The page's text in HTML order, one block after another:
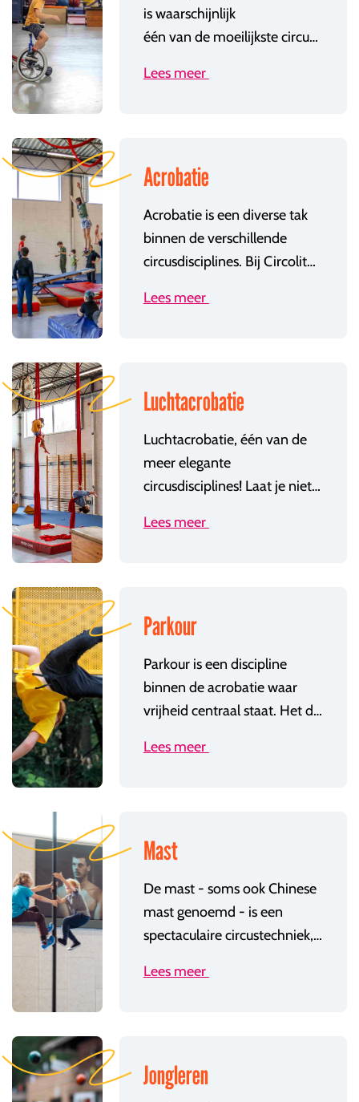
is waarschijnlijk
één van de moeilijkste circustechnieken om onder de knie te krijgen. Eenmaal je vertrokken bent, zijn de opties natuurlijk zalig (en eindeloos). Heb je een grote portie motivatie, doorzettingskracht en ben je niet bang van een blauwe plek? Dan heb je alles in je dat je nodig hebt om te leren rijden op een eenwieler! Ook diegenen die al reeds kunnen eenwieleren en op zoek zijn naar een nieuwe uitdaging, kunnen zich inschrijven voor een specialisatieles op hun niveau.
Lees meer
Acrobatie
Acrobatie is een diverse tak
binnen de verschillende
circusdisciplines. Bij Circolito splitsen we na het startniveau 'basisacro' op in 3 groepen: acrobatie (waar we dan grondacro of dynamische acro en acro porté mee bedoelen), luchtacrobatie en parkour. Ben je op zoek naar info over de lessen acro, dynamische acro, acro porté of bascule? Dan zit je hier juist!
Lees meer
Luchtacrobatie
Luchtacrobatie, één van de
meer elegante
circusdisciplines! Laat je niet misleiden: voor luchtacrobatie heb je een flinke portie kracht, lenigheid en doorzettingsvermogen nodig. In de lessen luchtacrobatie ligt de focus op trapeze en doek. Af en toe komen ook technieken zoals mast, aerial hoop of straps aan bod. De eerste stap naar luchtacrobatie is de les Basisacro.
Lees meer
Parkour
Parkour is een discipline
binnen de acrobatie waar
vrijheid centraal staat. Het doel is om zo snel of zo sierlijk mogelijk van punt A naar punt B te gaan. Hierbij zijn conditie, kracht, lenigheid en coördinatie belangrijke tools.
Lees meer
Mast
De mast - soms ook Chinese
mast genoemd - is een
spectaculaire circustechniek, ergens tussen acro en luchtacro, in een 6 meter hoge mast.
Lees meer
Jongleren